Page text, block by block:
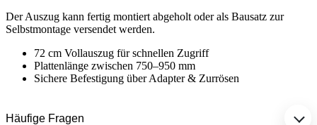
Der Auszug kann fertig montiert abgeholt oder als Bausatz zur
Selbstmontage versendet werden.
72 cm Vollauszug für schnellen Zugriff
Plattenlänge zwischen 750–950 mm
Sichere Befestigung über Adapter & Zurrösen
Häufige Fragen